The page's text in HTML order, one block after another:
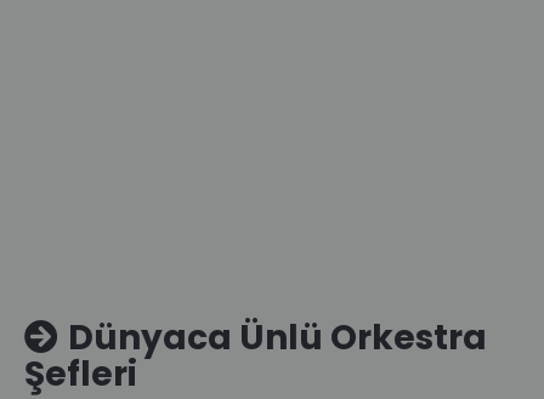
Dünyaca Ünlü Orkestra
Şefleri